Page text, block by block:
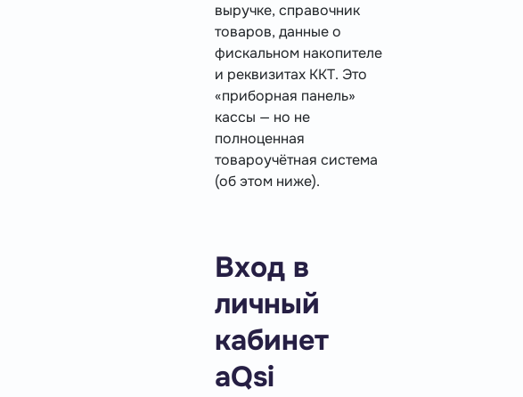
выручке, справочник
товаров, данные о
фискальном накопителе
и реквизитах ККТ. Это
«приборная панель»
кассы — но не
полноценная
товароучётная система
(об этом ниже).
Вход в
личный
кабинет
aQsi